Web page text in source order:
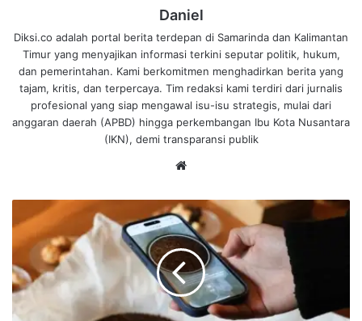
Daniel
Diksi.co adalah portal berita terdepan di Samarinda dan Kalimantan
Timur yang menyajikan informasi terkini seputar politik, hukum,
dan pemerintahan. Kami berkomitmen menghadirkan berita yang
tajam, kritis, dan terpercaya. Tim redaksi kami terdiri dari jurnalis
profesional yang siap mengawal isu-isu strategis, mulai dari
anggaran daerah (APBD) hingga perkembangan Ibu Kota Nusantara
(IKN), demi transparansi publik
te
n
a
s